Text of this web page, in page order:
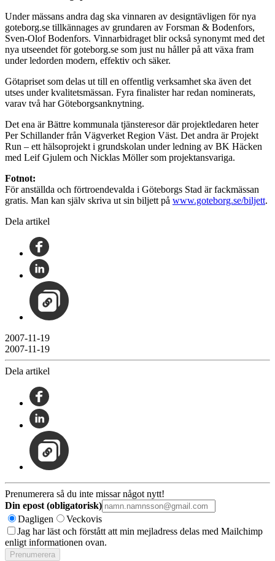
Under mässans andra dag ska vinnaren av designtävligen för nya
goteborg.se tillkännages av grundaren av Forsman & Bodenfors,
Sven-Olof Bodenfors. Vinnarbidraget blir också synonymt med det
nya utseendet för goteborg.se som just nu håller på att växa fram
under ledorden modern, effektiv och säker.
Götapriset som delas ut till en offentlig verksamhet ska även det
utses under kvalitetsmässan. Fyra finalister har redan nominerats,
varav två har Göteborgsanknytning.
Det ena är Bättre kommunala tjänsteresor där projektledaren heter
Per Schillander från Vägverket Region Väst. Det andra är Projekt
Run – ett hälsoprojekt i grundskolan under ledning av BK Häcken
med Leif Gjulem och Nicklas Möller som projektansvariga.
Fotnot:
För anställda och förtroendevalda i Göteborgs Stad är fackmässan
gratis. Man kan själv skriva ut sin biljett på www.goteborg.se/biljett.
Dela artikel
2007-11-19
2007-11-19
Dela artikel
Prenumerera så du inte missar något nytt!
Din epost (obligatorisk)
Dagligen
Veckovis
Jag har läst och förstått att min mejladress delas med Mailchimp
enligt informationen ovan.